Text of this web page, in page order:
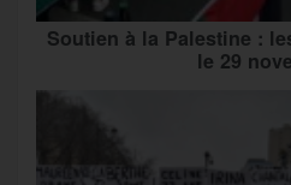
Soutien à la Palestine :
le 29